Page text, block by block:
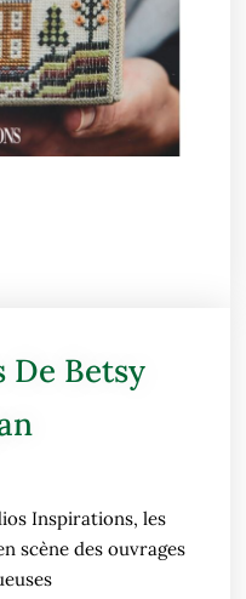
De Betsy
Inspirations, les
scène des ouvrages